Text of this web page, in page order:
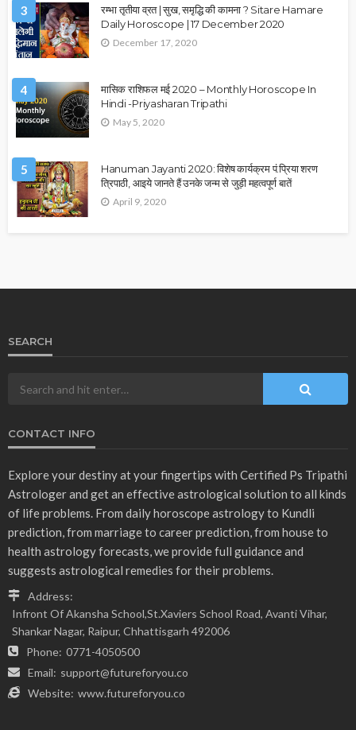
3
रम्भा तृतीया व्रत | सुख, समृद्धि की कामना ? Sitare Hamare
Daily Horoscope | 17 December 2020
December 17, 2020
4
मासिक राशिफल मई 2020 – Monthly Horoscope In
Hindi -Priyasharan Tripathi
May 5, 2020
5
Hanuman Jayanti 2020: विशेष कार्यक्रम पं.प्रिया शरण
त्रिपाठी, आइये जानते हैं उनके जन्म से जुड़ी महत्वपूर्ण बातें
April 9, 2020
SEARCH
CONTACT INFO
Explore your destiny at your fingertips with Certified Ps Tripathi
Astrologer and get an effective astrological solution to all kinds
of life problems. From daily horoscope astrology to Kundli
prediction, from marriage to career prediction, from house to
health astrology forecasts, we provide full guidance and
suggests astrological remedies for their problems.
Address:
Infront Of Akansha School,St.Xaviers School Road, Avanti Vihar,
Shankar Nagar, Raipur, Chhattisgarh 492006
Phone: 0771-4050500
Email: support@futureforyou.co
Website: www.futureforyou.co